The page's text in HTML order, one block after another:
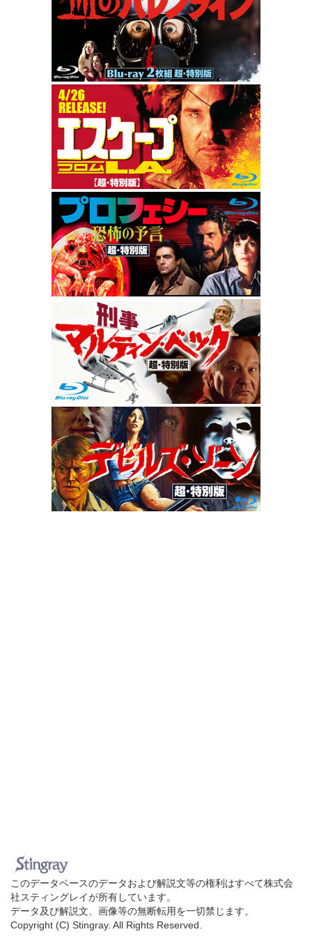
このデータベースのデータおよび解説文等の権利はすべて株式会
社スティングレイが所有しています。
データ及び解説文、画像等の無断転用を一切禁じます。
Copyright (C) Stingray. All Rights Reserved.